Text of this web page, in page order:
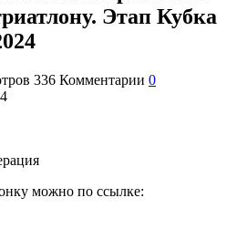
Этап Кубка
336 Комментарии 0
можно по ссылке: